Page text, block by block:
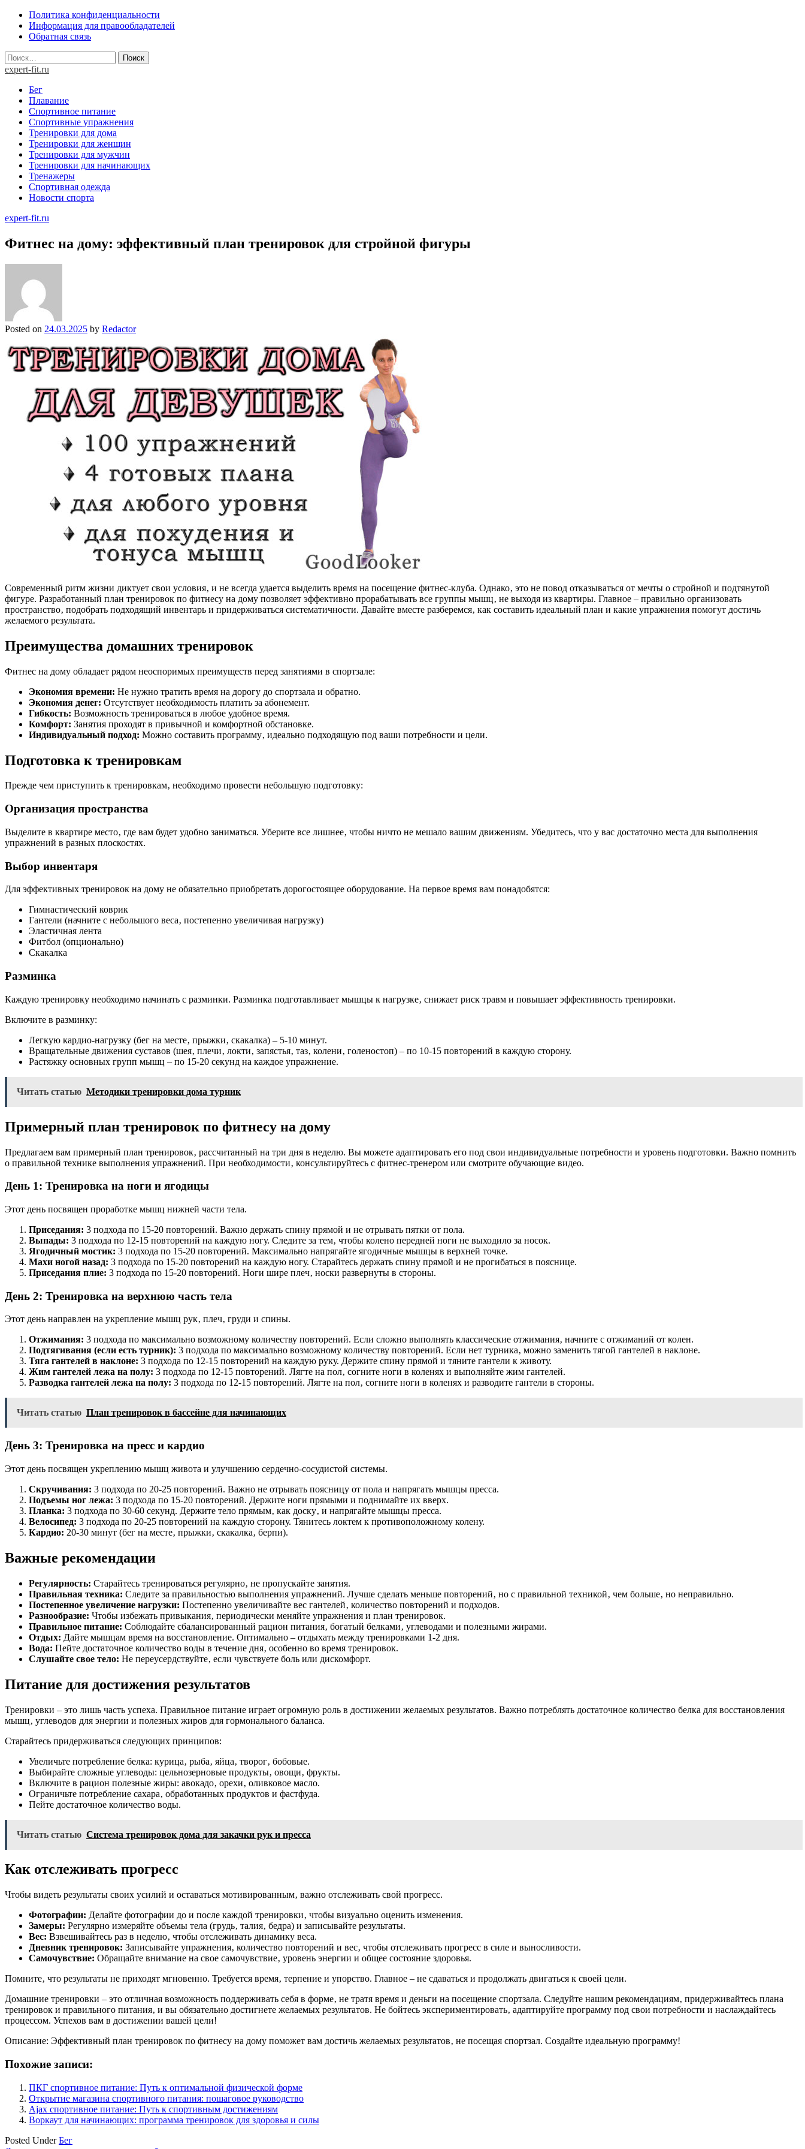
Skip
content
Политика конфиденциальности
Информация для правообладателей
Обратная связь
Найти:
expert-fit.ru
Бег
Плавание
Спортивное питание
Спортивные упражнения
Тренировки для дома
Тренировки для женщин
Тренировки для мужчин
Тренировки для начинающих
Тренажеры
Спортивная одежда
Новости спорта
expert-fit.ru
Фитнес на дому: эффективный план тренировок для стройной фигуры
Posted on 24.03.2025 by Redactor
Современный ритм жизни диктует свои условия‚ и не всегда удается выделить время на посещение фитнес-клуба. Однако‚ это не повод отказываться от мечты о стройной и подтянутой
фигуре. Разработанный план тренировок по фитнесу на дому позволяет эффективно прорабатывать все группы мышц‚ не выходя из квартиры. Главное ‒ правильно организовать
пространство‚ подобрать подходящий инвентарь и придерживаться систематичности. Давайте вместе разберемся‚ как составить идеальный план и какие упражнения помогут достичь
желаемого результата.
Преимущества домашних тренировок
Фитнес на дому обладает рядом неоспоримых преимуществ перед занятиями в спортзале:
Экономия времени: Не нужно тратить время на дорогу до спортзала и обратно.
Экономия денег: Отсутствует необходимость платить за абонемент.
Гибкость: Возможность тренироваться в любое удобное время.
Комфорт: Занятия проходят в привычной и комфортной обстановке.
Индивидуальный подход: Можно составить программу‚ идеально подходящую под ваши потребности и цели.
Подготовка к тренировкам
Прежде чем приступить к тренировкам‚ необходимо провести небольшую подготовку:
Организация пространства
Выделите в квартире место‚ где вам будет удобно заниматься. Уберите все лишнее‚ чтобы ничто не мешало вашим движениям. Убедитесь‚ что у вас достаточно места для выполнения
упражнений в разных плоскостях.
Выбор инвентаря
Для эффективных тренировок на дому не обязательно приобретать дорогостоящее оборудование. На первое время вам понадобятся:
Гимнастический коврик
Гантели (начните с небольшого веса‚ постепенно увеличивая нагрузку)
Эластичная лента
Фитбол (опционально)
Скакалка
Разминка
Каждую тренировку необходимо начинать с разминки. Разминка подготавливает мышцы к нагрузке‚ снижает риск травм и повышает эффективность тренировки.
Включите в разминку:
Легкую кардио-нагрузку (бег на месте‚ прыжки‚ скакалка) – 5-10 минут.
Вращательные движения суставов (шея‚ плечи‚ локти‚ запястья‚ таз‚ колени‚ голеностоп) – по 10-15 повторений в каждую сторону.
Растяжку основных групп мышц – по 15-20 секунд на каждое упражнение.
Читать статью Методики тренировки дома турник
Примерный план тренировок по фитнесу на дому
Предлагаем вам примерный план тренировок‚ рассчитанный на три дня в неделю. Вы можете адаптировать его под свои индивидуальные потребности и уровень подготовки. Важно помнить
о правильной технике выполнения упражнений. При необходимости‚ консультируйтесь с фитнес-тренером или смотрите обучающие видео.
День 1: Тренировка на ноги и ягодицы
Этот день посвящен проработке мышц нижней части тела.
Приседания: 3 подхода по 15-20 повторений. Важно держать спину прямой и не отрывать пятки от пола.
Выпады: 3 подхода по 12-15 повторений на каждую ногу. Следите за тем‚ чтобы колено передней ноги не выходило за носок.
Ягодичный мостик: 3 подхода по 15-20 повторений. Максимально напрягайте ягодичные мышцы в верхней точке.
Махи ногой назад: 3 подхода по 15-20 повторений на каждую ногу. Старайтесь держать спину прямой и не прогибаться в пояснице.
Приседания плие: 3 подхода по 15-20 повторений. Ноги шире плеч‚ носки развернуты в стороны.
День 2: Тренировка на верхнюю часть тела
Этот день направлен на укрепление мышц рук‚ плеч‚ груди и спины.
Отжимания: 3 подхода по максимально возможному количеству повторений. Если сложно выполнять классические отжимания‚ начните с отжиманий от колен.
Подтягивания (если есть турник): 3 подхода по максимально возможному количеству повторений. Если нет турника‚ можно заменить тягой гантелей в наклоне.
Тяга гантелей в наклоне: 3 подхода по 12-15 повторений на каждую руку. Держите спину прямой и тяните гантели к животу.
Жим гантелей лежа на полу: 3 подхода по 12-15 повторений. Лягте на пол‚ согните ноги в коленях и выполняйте жим гантелей.
Разводка гантелей лежа на полу: 3 подхода по 12-15 повторений. Лягте на пол‚ согните ноги в коленях и разводите гантели в стороны.
Читать статью План тренировок в бассейне для начинающих
День 3: Тренировка на пресс и кардио
Этот день посвящен укреплению мышц живота и улучшению сердечно-сосудистой системы.
Скручивания: 3 подхода по 20-25 повторений. Важно не отрывать поясницу от пола и напрягать мышцы пресса.
Подъемы ног лежа: 3 подхода по 15-20 повторений. Держите ноги прямыми и поднимайте их вверх.
Планка: 3 подхода по 30-60 секунд. Держите тело прямым‚ как доску‚ и напрягайте мышцы пресса.
Велосипед: 3 подхода по 20-25 повторений на каждую сторону. Тянитесь локтем к противоположному колену.
Кардио: 20-30 минут (бег на месте‚ прыжки‚ скакалка‚ берпи).
Важные рекомендации
Регулярность: Старайтесь тренироваться регулярно‚ не пропускайте занятия.
Правильная техника: Следите за правильностью выполнения упражнений. Лучше сделать меньше повторений‚ но с правильной техникой‚ чем больше‚ но неправильно.
Постепенное увеличение нагрузки: Постепенно увеличивайте вес гантелей‚ количество повторений и подходов.
Разнообразие: Чтобы избежать привыкания‚ периодически меняйте упражнения и план тренировок.
Правильное питание: Соблюдайте сбалансированный рацион питания‚ богатый белками‚ углеводами и полезными жирами.
Отдых: Дайте мышцам время на восстановление. Оптимально – отдыхать между тренировками 1-2 дня.
Вода: Пейте достаточное количество воды в течение дня‚ особенно во время тренировок.
Слушайте свое тело: Не переусердствуйте‚ если чувствуете боль или дискомфорт.
Питание для достижения результатов
Тренировки – это лишь часть успеха. Правильное питание играет огромную роль в достижении желаемых результатов. Важно потреблять достаточное количество белка для восстановления
мышц‚ углеводов для энергии и полезных жиров для гормонального баланса.
Старайтесь придерживаться следующих принципов:
Увеличьте потребление белка: курица‚ рыба‚ яйца‚ творог‚ бобовые.
Выбирайте сложные углеводы: цельнозерновые продукты‚ овощи‚ фрукты.
Включите в рацион полезные жиры: авокадо‚ орехи‚ оливковое масло.
Ограничьте потребление сахара‚ обработанных продуктов и фастфуда.
Пейте достаточное количество воды.
Читать статью Система тренировок дома для закачки рук и пресса
Как отслеживать прогресс
Чтобы видеть результаты своих усилий и оставаться мотивированным‚ важно отслеживать свой прогресс.
Фотографии: Делайте фотографии до и после каждой тренировки‚ чтобы визуально оценить изменения.
Замеры: Регулярно измеряйте объемы тела (грудь‚ талия‚ бедра) и записывайте результаты.
Вес: Взвешивайтесь раз в неделю‚ чтобы отслеживать динамику веса.
Дневник тренировок: Записывайте упражнения‚ количество повторений и вес‚ чтобы отслеживать прогресс в силе и выносливости.
Самочувствие: Обращайте внимание на свое самочувствие‚ уровень энергии и общее состояние здоровья.
Помните‚ что результаты не приходят мгновенно. Требуется время‚ терпение и упорство. Главное – не сдаваться и продолжать двигаться к своей цели.
Домашние тренировки – это отличная возможность поддерживать себя в форме‚ не тратя время и деньги на посещение спортзала. Следуйте нашим рекомендациям‚ придерживайтесь плана
тренировок и правильного питания‚ и вы обязательно достигнете желаемых результатов. Не бойтесь экспериментировать‚ адаптируйте программу под свои потребности и наслаждайтесь
процессом. Успехов вам в достижении вашей цели!
Описание: Эффективный план тренировок по фитнесу на дому поможет вам достичь желаемых результатов‚ не посещая спортзал. Создайте идеальную программу!
Похожие записи:
ПКГ спортивное питание: Путь к оптимальной физической форме
Открытие магазина спортивного питания: пошаговое руководство
Ajax спортивное питание: Путь к спортивным достижениям
Воркаут для начинающих: программа тренировок для здоровья и силы
Posted UnderБег